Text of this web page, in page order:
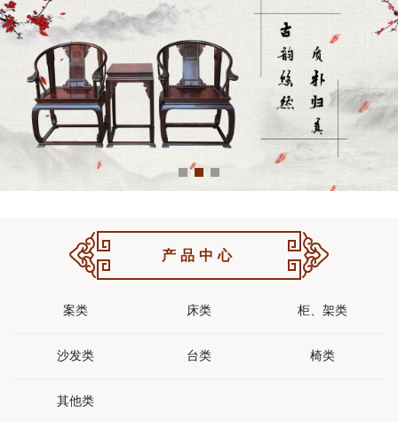
产品中心
案类 床类 柜、架类
沙发类 台类 椅类
其他类